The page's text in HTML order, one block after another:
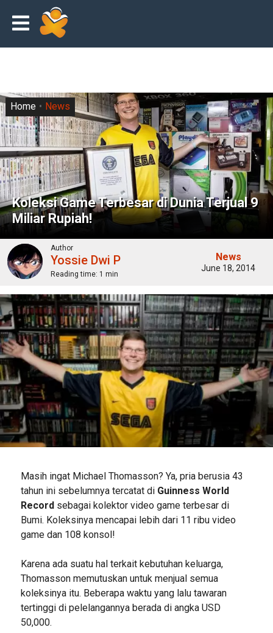
Koleksi Game Terbesar di Dunia Terjual 9
Miliar Rupiah!
Home News
Author
Yossie Dwi P
Reading time: 1 min
News
June 18, 2014
Masih ingat Michael Thomasson? Ya, pria berusia 43
tahun ini sebelumnya tercatat di Guinness World
Recordsebagai kolektor video game terbesar di
Bumi. Koleksinya mencapai lebih dari 11 ribu video
game dan 108 konsol!
Karena ada suatu hal terkait kebutuhan keluarga,
Thomasson memutuskan untuk menjual semua
koleksinya itu. Beberapa waktu yang lalu tawaran
tertinggi di pelelangannya berada di angka USD
50,000.